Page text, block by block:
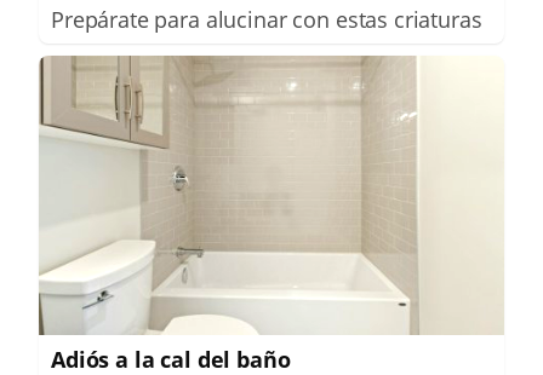
Prepárate para alucinar con estas criaturas
Adiós a la cal del baño